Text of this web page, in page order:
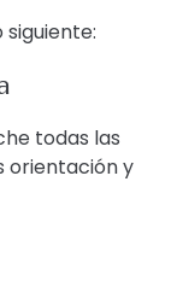
todas las
orientación y